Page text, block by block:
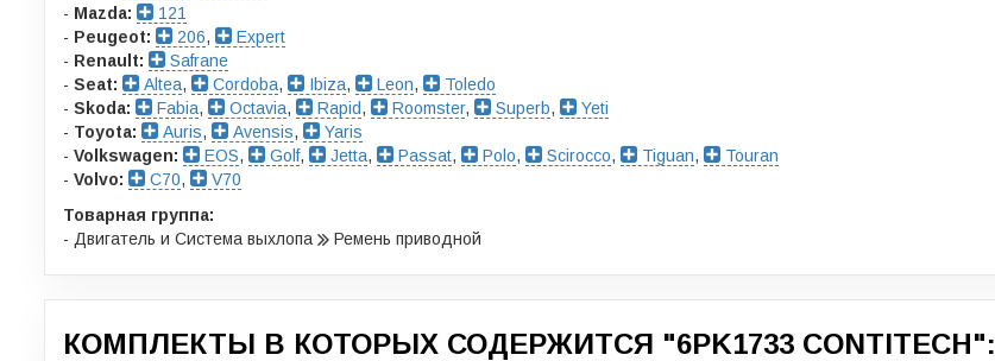
- Mazda:
121
- Peugeot: 206,
Expert
- Renault:
Safrane
- Seat: Altea, Cordoba, Ibiza, Leon,
Toledo
- Skoda: Fabia, Octavia, Rapid, Roomster, Superb,
Yeti
- Toyota: Auris, Avensis,
Yaris
- Volkswagen: EOS, Golf, Jetta, Passat, Polo, Scirocco, Tiguan,
Touran
- Volvo: C70,
V70
Товарная группа:
- Двигатель и Система выхлопа
Ремень приводной
КОМПЛЕКТЫ В КОТОРЫХ СОДЕРЖИТСЯ "6PK1733 CONTITECH":